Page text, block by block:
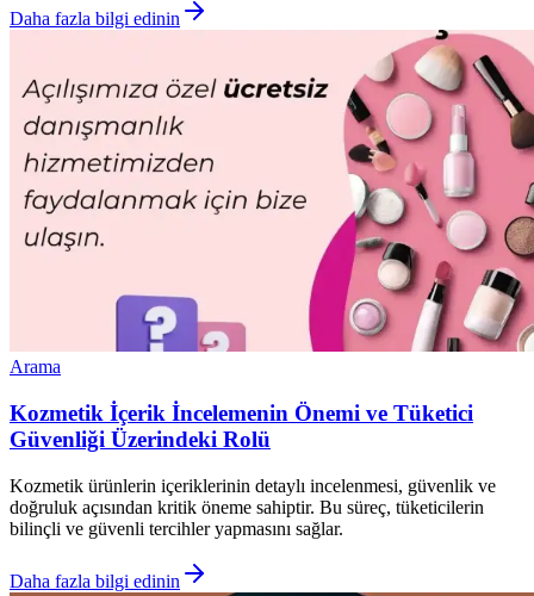
Daha fazla bilgi edinin
Arama
Kozmetik İçerik İncelemenin Önemi ve Tüketici
Güvenliği Üzerindeki Rolü
Kozmetik ürünlerin içeriklerinin detaylı incelenmesi, güvenlik ve
doğruluk açısından kritik öneme sahiptir. Bu süreç, tüketicilerin
bilinçli ve güvenli tercihler yapmasını sağlar.
Daha fazla bilgi edinin